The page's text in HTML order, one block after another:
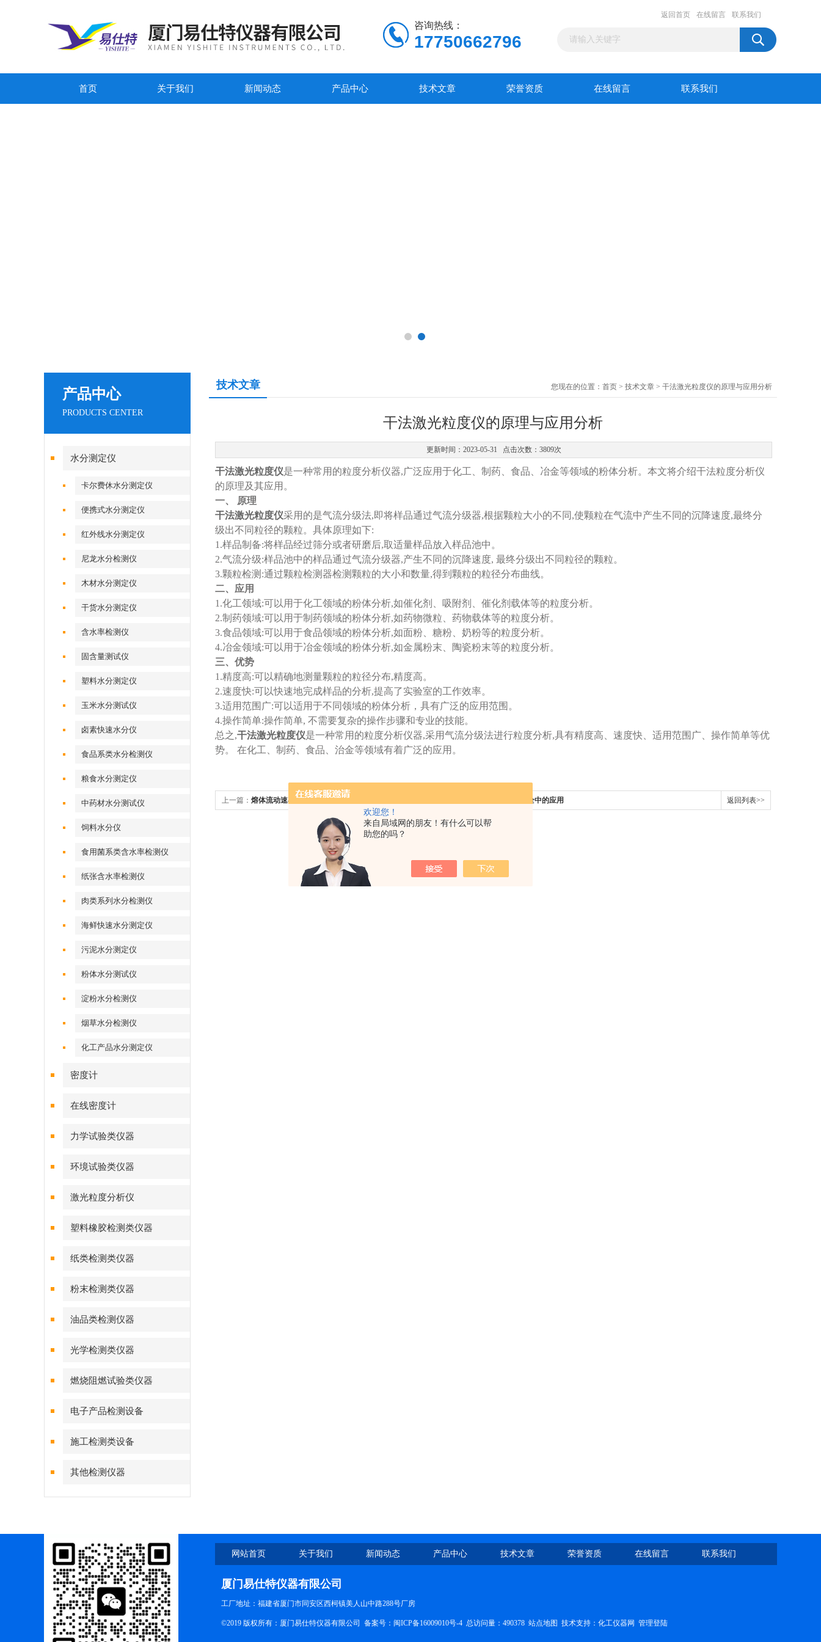
欢迎您！
来自局域网的朋友！有什么可以帮
助您的吗？
咨询热线：
17750662796
返回首页 在线留言 联系我们
首页 关于我们 新闻动态 产品中心 技术文章 荣誉资质 在线留言 联系我们
产品中心
PRODUCTS CENTER
水分测定仪
卡尔费休水分测定仪
便携式水分测定仪
红外线水分测定仪
尼龙水分检测仪
木材水分测定仪
干货水分测定仪
含水率检测仪
固含量测试仪
塑料水分测定仪
玉米水分测试仪
卤素快速水分仪
食品系类水分检测仪
粮食水分测定仪
中药材水分测试仪
饲料水分仪
食用菌系类含水率检测仪
纸张含水率检测仪
肉类系列水分检测仪
海鲜快速水分测定仪
污泥水分测定仪
粉体水分测试仪
淀粉水分检测仪
烟草水分检测仪
化工产品水分测定仪
密度计
在线密度计
力学试验类仪器
环境试验类仪器
激光粒度分析仪
塑料橡胶检测类仪器
纸类检测类仪器
粉末检测类仪器
油品类检测仪器
光学检测类仪器
燃烧阻燃试验类仪器
电子产品检测设备
施工检测类设备
其他检测仪器
技术文章 您现在的位置： 首页 > 技术文章 > 干法激光粒度仪的原理与应用分析
干法激光粒度仪的原理与应用分析
更新时间：2023-05-31 点击次数：3809次
干法激光粒度仪是一种常用的粒度分析仪器,广泛应用于化工、制药、食品、冶金等领域的粉体分析。本文将介绍干法粒度分析仪
的原理及其应用。
一、 原理
干法激光粒度仪采用的是气流分级法,即将样品通过气流分级器,根据颗粒大小的不同,使颗粒在气流中产生不同的沉降速度,最终分
级出不同粒径的颗粒。具体原理如下:
1.样品制备:将样品经过筛分或者研磨后,取适量样品放入样品池中。
2.气流分级:样品池中的样品通过气流分级器,产生不同的沉降速度, 最终分级出不同粒径的颗粒。
3.颗粒检测:通过颗粒检测器检测颗粒的大小和数量,得到颗粒的粒径分布曲线。
二、应用
1.化工领域:可以用于化工领域的粉体分析,如催化剂、吸附剂、催化剂载体等的粒度分析。
2.制药领域:可以用于制药领域的粉体分析,如药物微粒、药物载体等的粒度分析。
3.食品领域:可以用于食品领域的粉体分析,如面粉、糖粉、奶粉等的粒度分析。
4.冶金领域:可以用于冶金领域的粉体分析,如金属粉末、陶瓷粉末等的粒度分析。
三、优势
1.精度高:可以精确地测量颗粒的粒径分布,精度高。
2.速度快:可以快速地完成样品的分析,提高了实验室的工作效率。
3.适用范围广:可以适用于不同领域的粉体分析，具有广泛的应用范围。
4.操作简单:操作简单, 不需要复杂的操作步骤和专业的技能。
总之,干法激光粒度仪是一种常用的粒度分析仪器,采用气流分级法进行粒度分析,具有精度高、速度快、适用范围广、操作简单等优
势。 在化工、制药、食品、治金等领域有着广泛的应用。
上一篇： 熔体流动速率仪的操作步骤及注意事项 探究红外水分仪在食品安全中的应用 返回列表>>
网站首页 关于我们 新闻动态 产品中心 技术文章 荣誉资质 在线留言 联系我们
厦门易仕特仪器有限公司
工厂地址：福建省厦门市同安区西柯镇美人山中路288号厂房
©2019 版权所有：厦门易仕特仪器有限公司 备案号： 闽ICP备16009010号-4 总访问量：490378 站点地图 技术支持： 化工仪器网 管理登陆